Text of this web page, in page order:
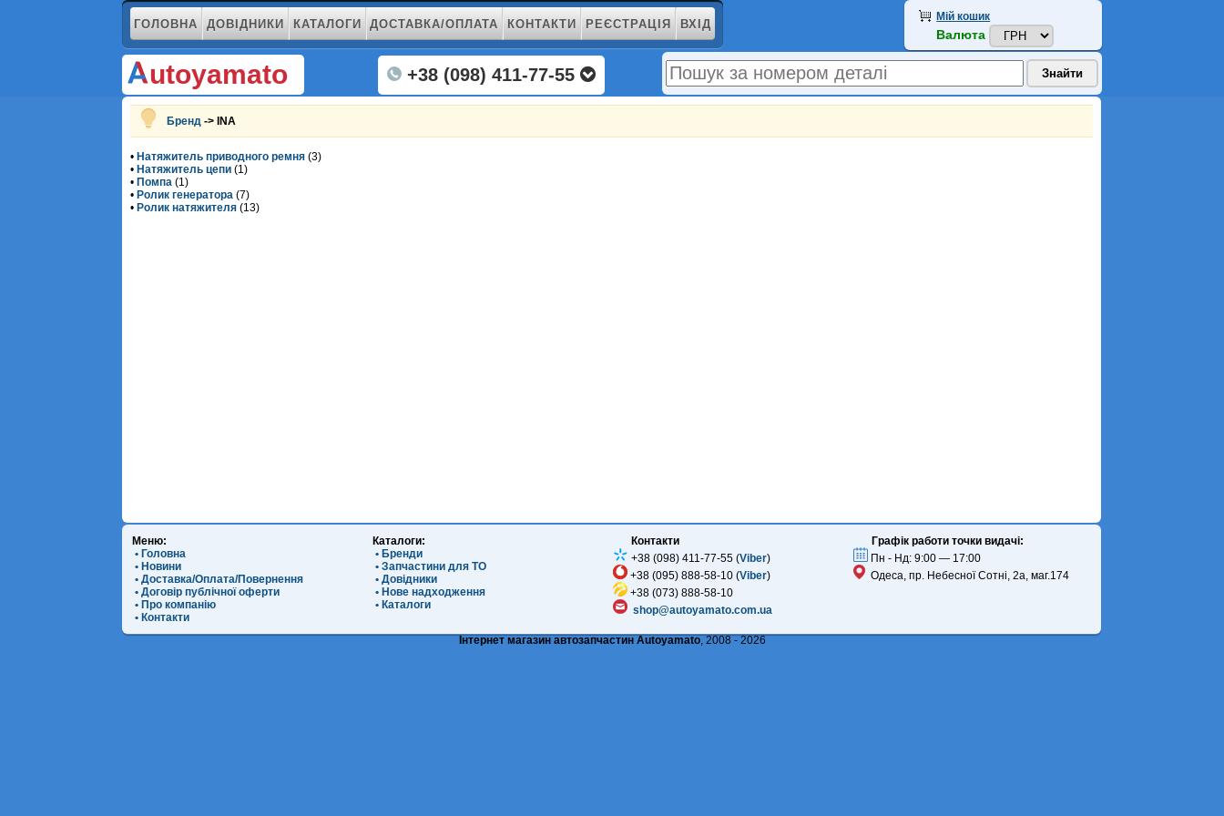
ГОЛОВНА ДОВІДНИКИ КАТАЛОГИ ДОСТАВКА/ОПЛАТА КОНТАКТИ РЕЄСТРАЦІЯ ВХІД
utoyamato +38 (098) 411-77-55
Мій кошик
Валюта
Бренд -> INA
• Натяжитель приводного ремня (3)
• Натяжитель цепи (1)
• Помпа (1)
• Ролик генератора (7)
• Ролик натяжителя (13)
Меню:
• Головна
• Новини
• Доставка/Оплата/Повернення
• Договір публічної оферти
• Про компанію
• Контакти
Каталоги:
• Бренди
• Запчастини для ТО
• Довідники
• Нове надходження
• Каталоги
Контакти
+38 (098) 411-77-55 (Viber)
+38 (095) 888-58-10 (Viber)
+38 (073) 888-58-10
shop@autoyamato.com.ua
Графік работи точки видачі:
Пн - Нд: 9:00 — 17:00
Одеса, пр. Небесної Сотні, 2а, маг.174
Інтернет магазин автозапчастин Autoyamato, 2008 - 2026